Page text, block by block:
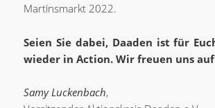
Martinsmarkt 2022.
Seien Sie dabei, Daaden ist für
wieder in Action. Wir freuen uns auf
Samy Luckenbach,